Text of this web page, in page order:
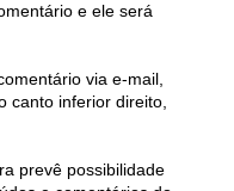
e ele será
via e-mail,
canto inferior direito,
prevê possibilidade